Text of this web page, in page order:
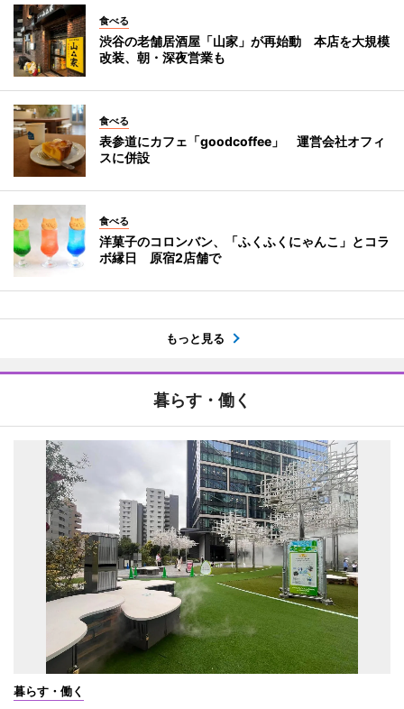
食べる
渋谷の老舗居酒屋「山家」が再始動 本店を大規模
改装、朝・深夜営業も
食べる
表参道にカフェ「goodcoffee」 運営会社オフィ
スに併設
食べる
洋菓子のコロンバン、「ふくふくにゃんこ」とコラ
ボ縁日 原宿2店舗で
もっと見る
暮らす・働く
暮らす・働く